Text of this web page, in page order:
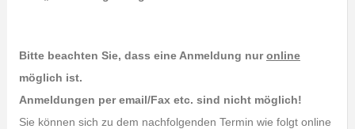
Bitte beachten Sie, dass eine Anmeldung nuronline
möglich ist.
Anmeldungen per email/Fax etc. sind nicht möglich!
Sie können sich zu dem nachfolgenden Termin wie folgt online